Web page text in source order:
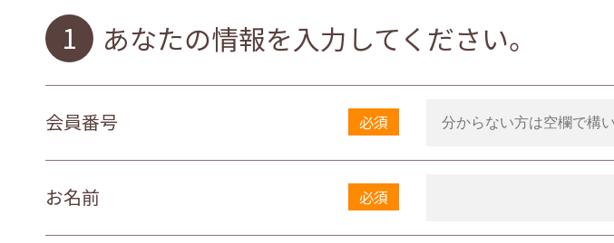
あなたの情報を入力してください。
会員番号 必須
お名前 必須